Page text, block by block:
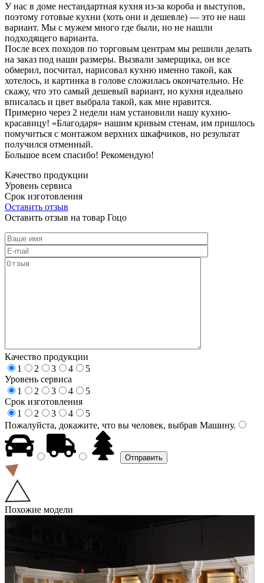
У нас в доме нестандартная кухня из-за короба и выступов,
поэтому готовые кухни (хоть они и дешевле) — это не наш
вариант. Мы с мужем много где были, но не нашли
подходящего варианта.
После всех походов по торговым центрам мы решили делать
на заказ под наши размеры. Вызвали замерщика, он все
обмерил, посчитал, нарисовал кухню именно такой, как
хотелось, и картинка в голове сложилась окончательно. Не
скажу, что это самый дешевый вариант, но кухня идеально
вписалась и цвет выбрала такой, как мне нравится.
Примерно через 2 недели нам установили нашу кухню-
красавицу! «Благодаря» нашим кривым стенам, им пришлось
помучиться с монтажом верхних шкафчиков, но результат
получился отменный.
Большое всем спасибо! Рекомендую!
Качество продукции
Уровень сервиса
Срок изготовления
Оставить отзыв
Оставить отзыв на товар Гоцо
Качество продукции
1
2 3 4
5
Уровень сервиса
1
2 3 4
5
Срок изготовления
1
2 3 4
5
Пожалуйста, докажите, что вы человек, выбрав Машину.
Похожие модели